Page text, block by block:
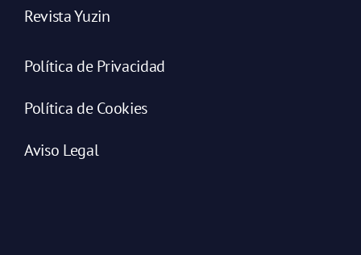
Revista Yuzin
Política de Privacidad
Política de Cookies
Aviso Legal